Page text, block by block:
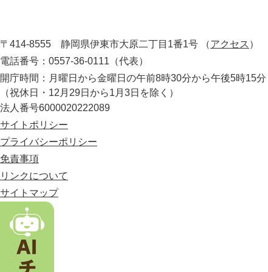
県
の
東
部
に
位
置
す
る
市
所
〒414-8555 静岡県伊東市大原二丁目1番1号 （アクセス ）
電話番号：0557-36-0111（代表）
開庁時間：月曜日から金曜日の午前8時30分から午後5時15分
（祝休日・12月29日から1月3日を除く）
法人番号6000020222089
サイトポリシー
プライバシーポリシー
免責事項
リンクについて
サイトマップ